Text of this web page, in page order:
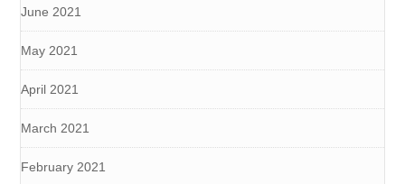
June 2021
May 2021
April 2021
March 2021
February 2021